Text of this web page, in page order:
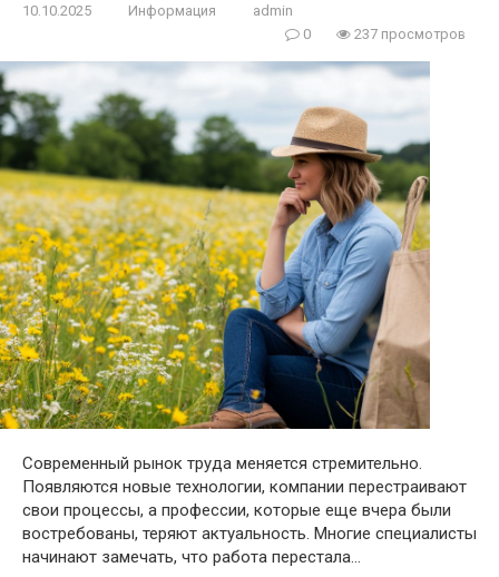
10.10.2025 Информация
admin
0
237 просмотров
Современный рынок труда меняется стремительно.
Появляются новые технологии, компании перестраивают
свои процессы, а профессии, которые еще вчера были
востребованы, теряют актуальность. Многие специалисты
начинают замечать, что работа перестала…